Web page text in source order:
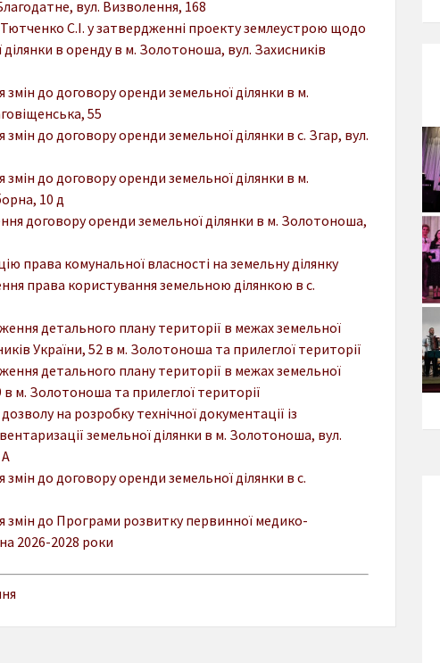
вул. Визволення, 168
С.І. у затвердженні проекту землеустрою щодо
ділянки в оренду в м. Золотоноша, вул. Захисників
змін до договору оренди земельної ділянки в м.
55
до договору оренди земельної ділянки в с. Згар, вул.
змін до договору оренди земельної ділянки в м.
10 д
договору оренди земельної ділянки в м. Золотоноша,
права комунальної власності на земельну ділянку
права користування земельною ділянкою в с.
детального плану території в межах земельної
України, 52 в м. Золотоноша та прилеглої території
детального плану території в межах земельної
в м. Золотоноша та прилеглої території
на розробку технічної документації із
земельної ділянки в м. Золотоноша, вул.
до договору оренди земельної ділянки в с.
змін до Програми розвитку первинної медико-
2026-2028 роки